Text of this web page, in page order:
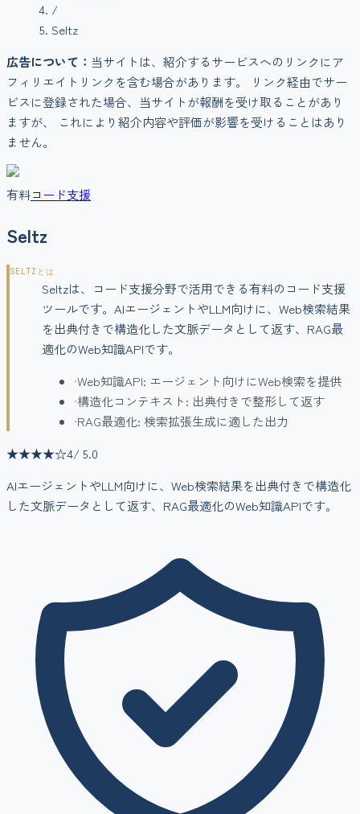
/
Seltz
広告について： 当サイトは、紹介するサービスへのリンクにア
フィリエイトリンクを含む場合があります。 リンク経由でサー
ビスに登録された場合、当サイトが報酬を受け取ることがあり
ますが、 これにより紹介内容や評価が影響を受けることはあり
ません。
有料コード支援
Seltz
SELTZ とは
Seltzは、コード支援分野で活用できる有料のコード支援
ツールです。AIエージェントやLLM向けに、Web検索結果
を出典付きで構造化した文脈データとして返す、RAG最
適化のWeb知識APIです。
•Web知識API: エージェント向けにWeb検索を提供
•構造化コンテキスト: 出典付きで整形して返す
•RAG最適化: 検索拡張生成に適した出力
★★★★☆4/ 5.0
AIエージェントやLLM向けに、Web検索結果を出典付きで構造化
した文脈データとして返す、RAG最適化のWeb知識APIです。